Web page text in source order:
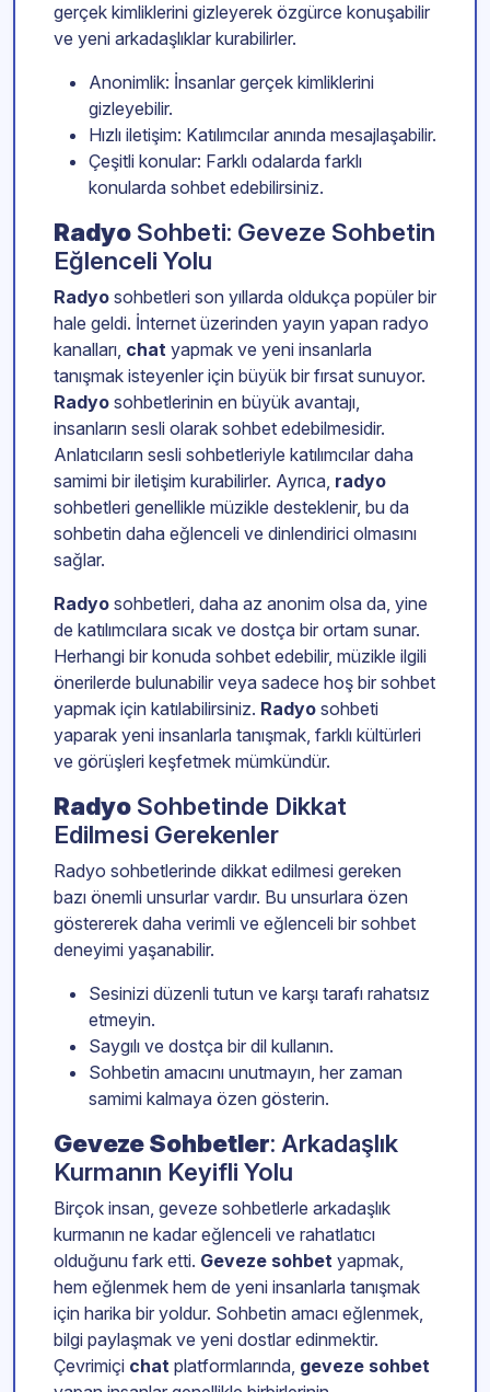
gerçek kimliklerini gizleyerek özgürce konuşabilir
ve yeni arkadaşlıklar kurabilirler.
Anonimlik: İnsanlar gerçek kimliklerini
gizleyebilir.
Hızlı iletişim: Katılımcılar anında mesajlaşabilir.
Çeşitli konular: Farklı odalarda farklı
konularda sohbet edebilirsiniz.
Radyo Sohbeti: Geveze Sohbetin
Eğlenceli Yolu
Radyo sohbetleri son yıllarda oldukça popüler bir
hale geldi. İnternet üzerinden yayın yapan radyo
kanalları, chat yapmak ve yeni insanlarla
tanışmak isteyenler için büyük bir fırsat sunuyor.
Radyo sohbetlerinin en büyük avantajı,
insanların sesli olarak sohbet edebilmesidir.
Anlatıcıların sesli sohbetleriyle katılımcılar daha
samimi bir iletişim kurabilirler. Ayrıca, radyo
sohbetleri genellikle müzikle desteklenir, bu da
sohbetin daha eğlenceli ve dinlendirici olmasını
sağlar.
Radyo sohbetleri, daha az anonim olsa da, yine
de katılımcılara sıcak ve dostça bir ortam sunar.
Herhangi bir konuda sohbet edebilir, müzikle ilgili
önerilerde bulunabilir veya sadece hoş bir sohbet
yapmak için katılabilirsiniz. Radyo sohbeti
yaparak yeni insanlarla tanışmak, farklı kültürleri
ve görüşleri keşfetmek mümkündür.
Radyo Sohbetinde Dikkat
Edilmesi Gerekenler
Radyo sohbetlerinde dikkat edilmesi gereken
bazı önemli unsurlar vardır. Bu unsurlara özen
göstererek daha verimli ve eğlenceli bir sohbet
deneyimi yaşanabilir.
Sesinizi düzenli tutun ve karşı tarafı rahatsız
etmeyin.
Saygılı ve dostça bir dil kullanın.
Sohbetin amacını unutmayın, her zaman
samimi kalmaya özen gösterin.
Geveze Sohbetler: Arkadaşlık
Kurmanın Keyifli Yolu
Birçok insan, geveze sohbetlerle arkadaşlık
kurmanın ne kadar eğlenceli ve rahatlatıcı
olduğunu fark etti. Geveze sohbet yapmak,
hem eğlenmek hem de yeni insanlarla tanışmak
için harika bir yoldur. Sohbetin amacı eğlenmek,
bilgi paylaşmak ve yeni dostlar edinmektir.
Çevrimiçi chat platformlarında, geveze sohbet